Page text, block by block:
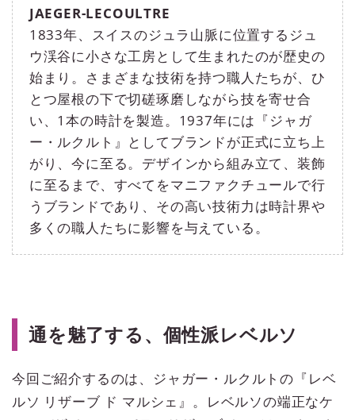
JAEGER-LECOULTRE
1833年、スイスのジュラ山脈に位置するジュ
ウ渓谷に小さな工房として生まれたのが歴史の
始まり。さまざまな技術を持つ職人たちが、ひ
とつ屋根の下で切磋琢磨しながら技を寄せ合
い、1本の時計を製造。1937年には『ジャガ
ー・ルクルト』としてブランドが正式に立ち上
がり、今に至る。デザインから組み立て、装飾
に至るまで、すべてをマニファクチュールで行
うブランドであり、その高い技術力は時計界や
多くの職人たちに影響を与えている。
通を魅了する、個性派レベルソ
今回ご紹介するのは、ジャガー・ルクルトの『レベ
ルソ リザーブ ド マルシェ』。レベルソの端正なケ